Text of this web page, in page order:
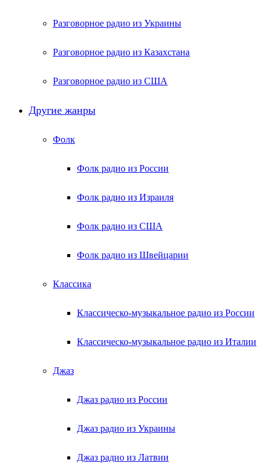
Разговорное радио из Украины
Разговорное радио из Казахстана
Разговорное радио из США
Другие жанры
Фолк
Фолк радио из России
Фолк радио из Израиля
Фолк радио из США
Фолк радио из Швейцарии
Классика
Классическо-музыкальное радио из России
Классическо-музыкальное радио из Италии
Джаз
Джаз радио из России
Джаз радио из Украины
Джаз радио из Латвии